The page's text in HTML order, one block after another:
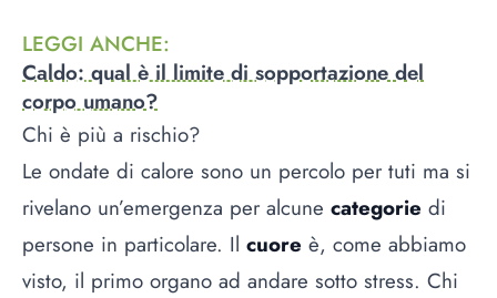
LEGGI ANCHE:
Caldo: qual è il limite di sopportazione del
corpo umano?
Chi è più a rischio?
Le ondate di calore sono un percolo per tuti ma si
rivelano un’emergenza per alcune categorie di
persone in particolare. Il cuore è, come abbiamo
visto, il primo organo ad andare sotto stress. Chi